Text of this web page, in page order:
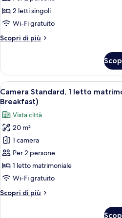
Breakfast)
Standard,
2
singoli,
(Free
Breakfast)
2 letti singoli
Wi-Fi gratuito
Scopri di più
Altri
Standard,
letti
singoli,
città
(Free
Breakfast)
Apri
tutte
le
foto
per
Camera
Standard,
1
letto
vista
10
Camera Standard, 1 letto
Breakfast)
Vista città
20 m²
1 camera
Per 2 persone
1 letto matrimoniale
Wi-Fi gratuito
Scopri di più
Altri